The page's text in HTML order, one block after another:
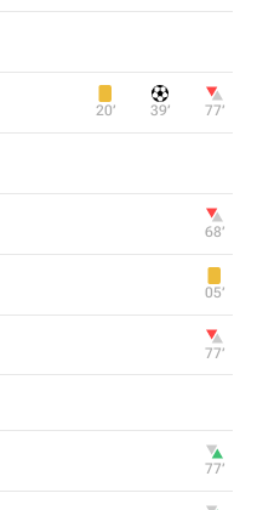
20‎’‎ 39‎’‎ 77‎’‎
68‎’‎
05‎’‎
77‎’‎
77‎’‎